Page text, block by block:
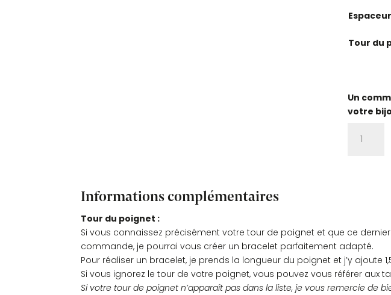
Tour du
Un
votre
Informations complémentaires
Tour du poignet :
Si vous connaissez précisément votre tour de poignet et que ce
commande, je pourrai vous créer un bracelet parfaitement adapté.
Pour réaliser un bracelet, je prends la longueur du poignet et j’y
Si vous ignorez le tour de votre poignet, vous pouvez vous référer aux
Si votre tour de poignet n’apparaît pas dans la liste, je vous remercie de